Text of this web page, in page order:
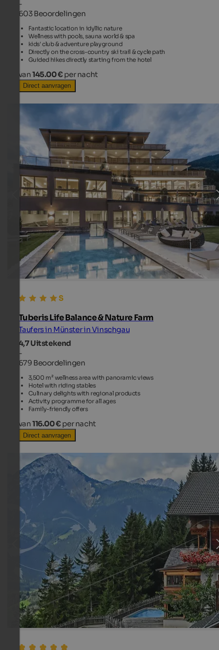
-
603 Beoordelingen
Fantastic location in idyllic nature
Wellness with pools, sauna world & spa
kids' club & adventure playground
Directly on the cross-country ski trail & cycle path
Guided hikes directly starting from the hotel
van145.00 € per nacht
Direct aanvragen
Tuberis Life Balance & Nature Farm
Taufers in Münster in Vinschgau
4,7Uitstekend
-
679 Beoordelingen
3,500 m² wellness area with panoramic views
Hotel with riding stables
Culinary delights with regional products
Activity programme for all ages
Family-friendly offers
van116.00 € per nacht
Direct aanvragen